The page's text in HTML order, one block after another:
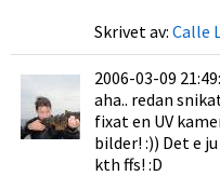
Skrivet av: Calle
2006-03-09
aha.. redan
fixat en UV
bilder! :)) Det e
kth ffs! :D